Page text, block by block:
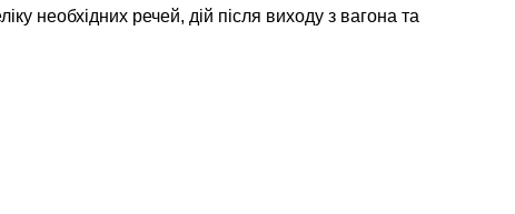
необхідних речей, дій після виходу з вагона та